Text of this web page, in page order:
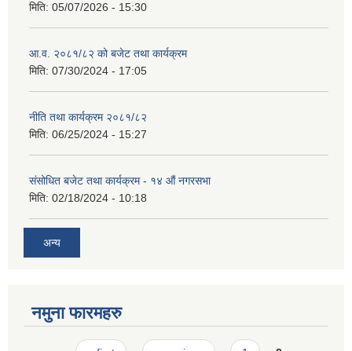
मिति: 05/07/2026 - 15:30
आ.व. २०८१/८२ को बजेट तथा कार्यक्रम
मिति: 07/30/2024 - 17:05
नीति तथा कार्यक्रम २०८१/८२
मिति: 06/25/2024 - 15:27
संसोधित बजेट तथा कार्यक्रम - १४ औं नगरसभा
मिति: 02/18/2024 - 10:18
अन्य
नमुना फारमहरु